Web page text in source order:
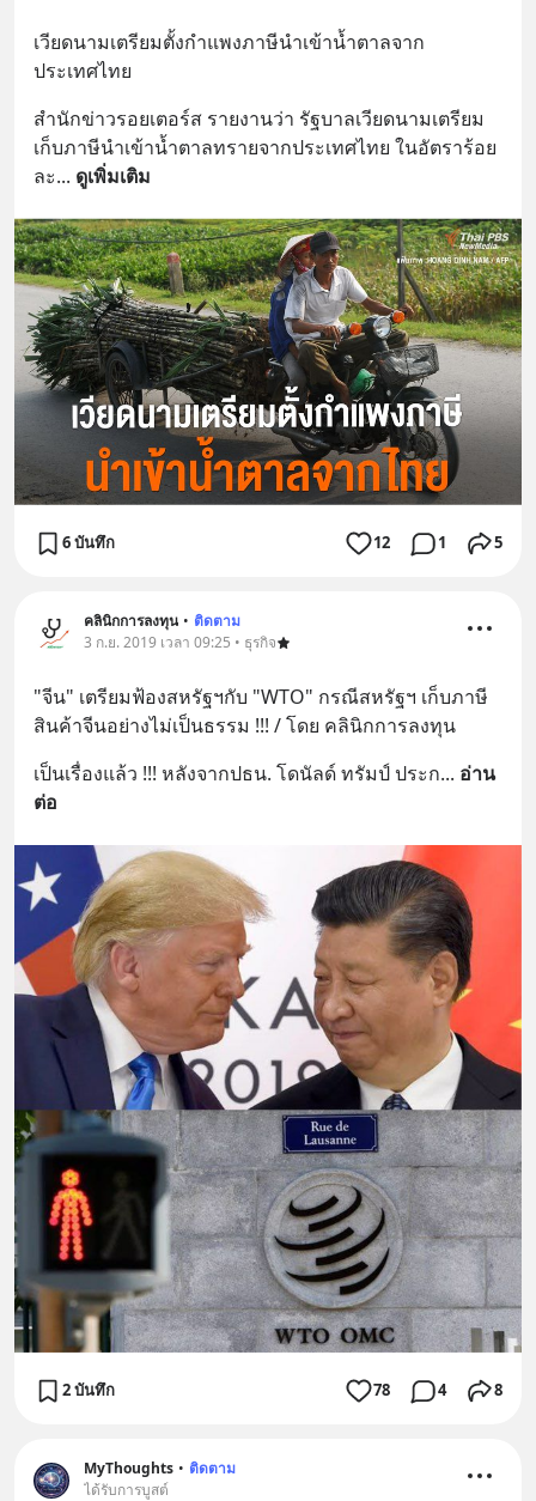
เวียดนามเตรียมตั้งกำแพงภาษีนำเข้าน้ำตาลจาก
ประเทศไทย
สำนักข่าวรอยเตอร์ส รายงานว่า รัฐบาลเวียดนามเตรียม
เก็บภาษีนำเข้าน้ำตาลทรายจากประเทศไทย ในอัตราร้อย
ละ... ดูเพิ่มเติม
6 บันทึก 12 1 5
คลินิกการลงทุน • ติดตาม
3 ก.ย. 2019 เวลา 09:25 • ธุรกิจ
"จีน" เตรียมฟ้องสหรัฐฯกับ "WTO" กรณีสหรัฐฯ เก็บภาษี
สินค้าจีนอย่างไม่เป็นธรรม !!! / โดย คลินิกการลงทุน
เป็นเรื่องแล้ว !!! หลังจากปธน. โดนัลด์ ทรัมป์ ประก... อ่าน
ต่อ
2 บันทึก 78 4 8
MyThoughts • ติดตาม
ได้รับการบูสต์